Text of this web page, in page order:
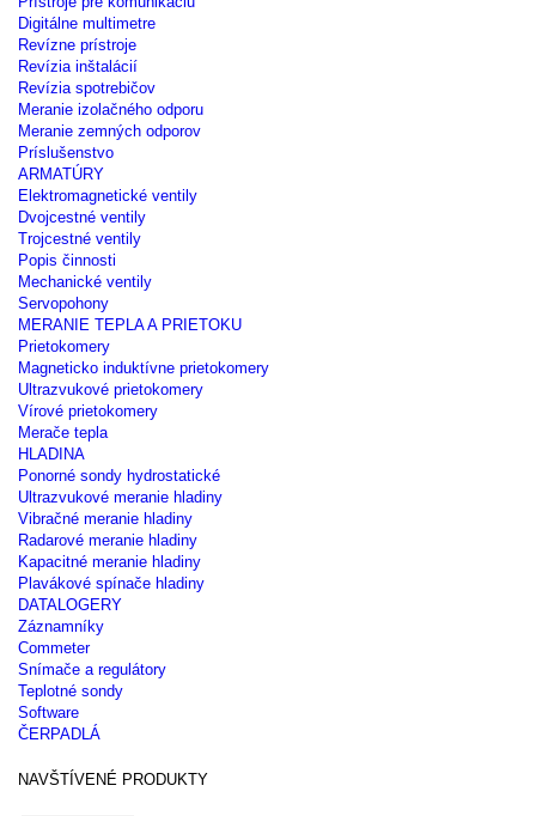
Digitálne multimetre
Revízne prístroje
Revízia inštalácií
Revízia spotrebičov
Meranie izolačného odporu
Meranie zemných odporov
Príslušenstvo
ARMATÚRY
Elektromagnetické ventily
Dvojcestné ventily
Trojcestné ventily
Popis činnosti
Mechanické ventily
Servopohony
MERANIE TEPLA A PRIETOKU
Prietokomery
Magneticko induktívne prietokomery
Ultrazvukové prietokomery
Vírové prietokomery
Merače tepla
HLADINA
Ponorné sondy hydrostatické
Ultrazvukové meranie hladiny
Vibračné meranie hladiny
Radarové meranie hladiny
Kapacitné meranie hladiny
Plavákové spínače hladiny
DATALOGERY
Záznamníky
Commeter
Snímače a regulátory
Teplotné sondy
Software
ČERPADLÁ
NAVŠTÍVENÉ PRODUKTY